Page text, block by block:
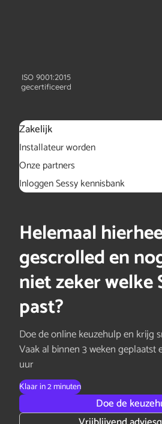
ISO 9001:2015
gecertificeerd
Zakelijk
Installateur worden
Onze partners
Inloggen Sessy kennisbank
Helemaal
gescrolled en
niet zeker welke
past?
Doe de online keuzehulp en krijg
Vaak al binnen 3 weken geplaatst
uur
Klaar in 2 minuten
Doe de